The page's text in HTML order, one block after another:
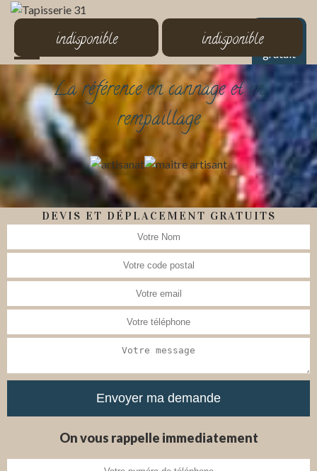
Devis
gratuit
indisponible indisponible
La référence en cannage et en
rempaillage
DEVIS ET DÉPLACEMENT GRATUITS
On vous rappelle immediatement